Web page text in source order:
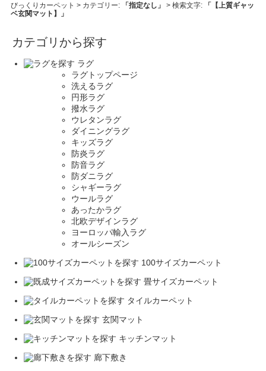
びっくりカーペット > カテゴリー: 「指定なし」 > 検索文字:
「【上質ギャッ
ベ玄関マット】」
カテゴリから探す
ラグ
ラグトップページ
洗えるラグ
円形ラグ
撥水ラグ
ウレタンラグ
ダイニングラグ
キッズラグ
防炎ラグ
防音ラグ
防ダニラグ
シャギーラグ
ウールラグ
あったかラグ
北欧デザインラグ
ヨーロッパ輸入ラグ
オールシーズン
100サイズカーペット
畳サイズカーペット
タイルカーペット
玄関マット
キッチンマット
廊下敷き